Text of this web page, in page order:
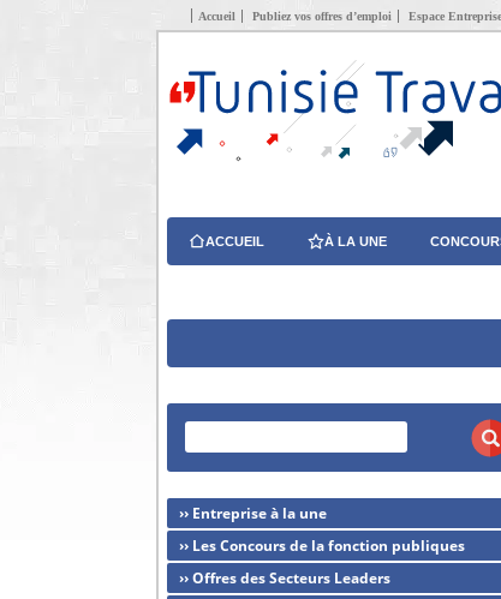
Accueil Publiez vos offres d’emploi Espace Entreprise
ACCUEIL À LA UNE
›› Entreprise à la une
›› Les Concours de la fonction publiques
›› Offres des Secteurs Leaders